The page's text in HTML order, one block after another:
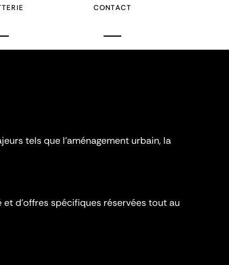
CONTACT
tels que l'aménagement urbain, la
d’offres spécifiques réservées tout au